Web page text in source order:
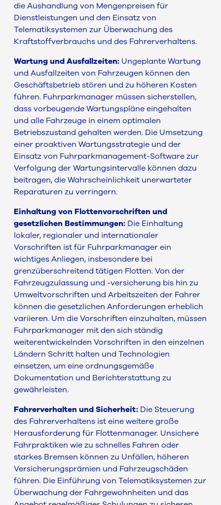
die Aushandlung von Mengenpreisen für
Dienstleistungen und den Einsatz von
Telematiksystemen zur Überwachung des
Kraftstoffverbrauchs und des Fahrerverhaltens.
Wartung und Ausfallzeiten: Ungeplante Wartung
und Ausfallzeiten von Fahrzeugen können den
Geschäftsbetrieb stören und zu höheren Kosten
führen. Fuhrparkmanager müssen sicherstellen,
dass vorbeugende Wartungspläne eingehalten
und alle Fahrzeuge in einem optimalen
Betriebszustand gehalten werden. Die Umsetzung
einer proaktiven Wartungsstrategie und der
Einsatz von Fuhrparkmanagement-Software zur
Verfolgung der Wartungsintervalle können dazu
beitragen, die Wahrscheinlichkeit unerwarteter
Reparaturen zu verringern.
Einhaltung von Flottenvorschriften und
gesetzlichen Bestimmungen: Die Einhaltung
lokaler, regionaler und internationaler
Vorschriften ist für Fuhrparkmanager ein
wichtiges Anliegen, insbesondere bei
grenzüberschreitend tätigen Flotten. Von der
Fahrzeugzulassung und -versicherung bis hin zu
Umweltvorschriften und Arbeitszeiten der Fahrer
können die gesetzlichen Anforderungen erheblich
variieren. Um die Vorschriften einzuhalten, müssen
Fuhrparkmanager mit den sich ständig
weiterentwickelnden Vorschriften in den einzelnen
Ländern Schritt halten und Technologien
einsetzen, um eine ordnungsgemäße
Dokumentation und Berichterstattung zu
gewährleisten.
Fahrerverhalten und Sicherheit: Die Steuerung
des Fahrerverhaltens ist eine weitere große
Herausforderung für Flottenmanager. Unsichere
Fahrpraktiken wie zu schnelles Fahren oder
starkes Bremsen können zu Unfällen, höheren
Versicherungsprämien und Fahrzeugschäden
führen. Die Einführung von Telematiksystemen zur
Überwachung der Fahrgewohnheiten und das